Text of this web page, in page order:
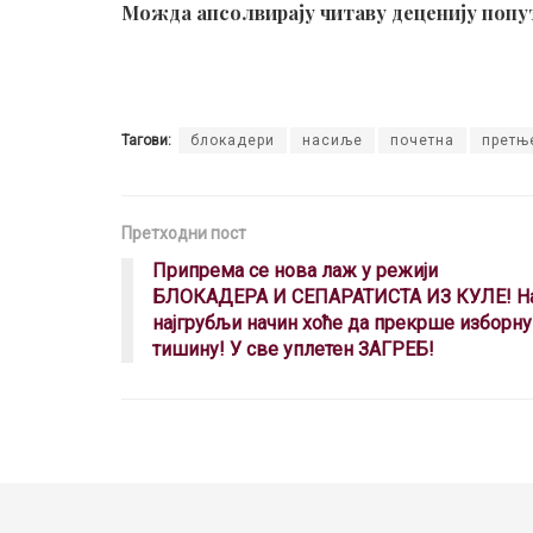
Можда апсолвирају читаву деценију
Тагови: блокадери насиље почетна
Претходни пост
Припрема се нова лаж у режији
БЛОКАДЕРА И СЕПАРАТИСТА ИЗ КУЛЕ!
најгрубљи начин хоће да прекрше изборну
тишину! У све уплетен ЗАГРЕБ!